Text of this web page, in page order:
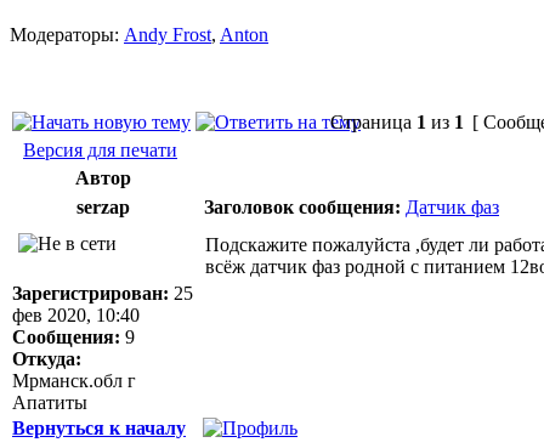
Модераторы: Andy Frost, Anton
Страница 1 из 1 [
Версия для печати
Автор
serzap
Заголовок сообщения: Датчик фаз
Зарегистрирован: 25
фев 2020, 10:40
Сообщения: 9
Откуда:
Мрманск.обл г
Апатиты
Подскажите пожалуйста ,будет ли
всёж датчик фаз родной с питанием
Вернуться к началу